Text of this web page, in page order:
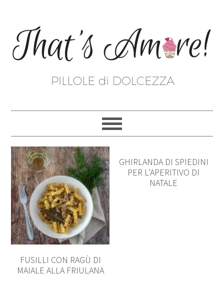
FUSILLI CON RAGÙ DI
MAIALE ALLA FRIULANA
GHIRLANDA DI SPIEDINI
PER L’APERITIVO DI
NATALE